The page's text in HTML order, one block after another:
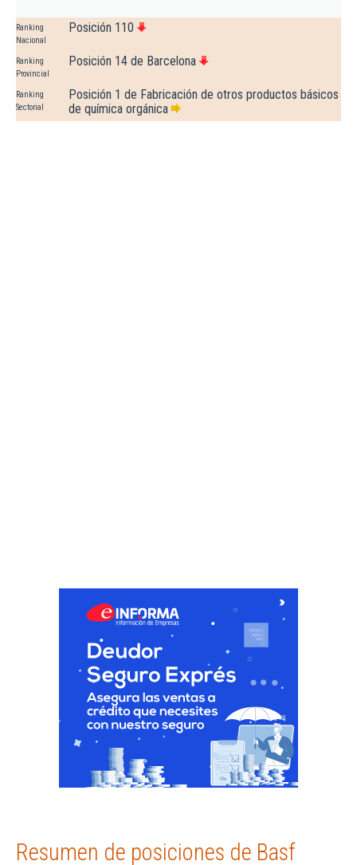
Ranking
Nacional
Posición 110
Ranking
Provincial
Posición 14 de Barcelona
Ranking
Sectorial
Posición 1 de Fabricación de otros productos básicos
de química orgánica
Resumen de posiciones de Basf